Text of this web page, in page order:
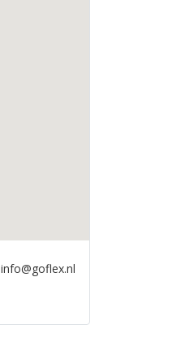
info@goflex.nl